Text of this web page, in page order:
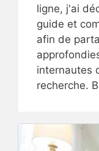
ligne, j'ai
guide et
afin de
internautes
recherche.